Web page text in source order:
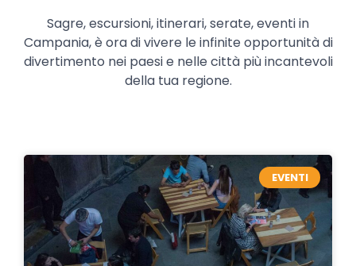
Sagre, escursioni, itinerari, serate, eventi in
Campania, è ora di vivere le infinite opportunità di
divertimento nei paesi e nelle città più incantevoli
della tua regione.
EVENTI